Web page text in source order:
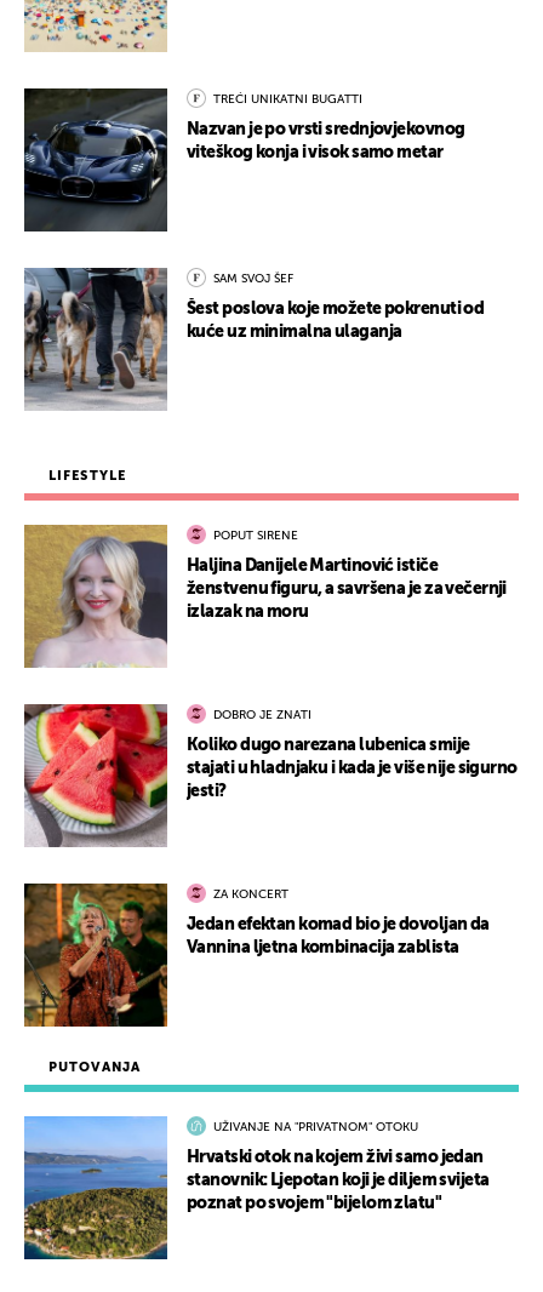
PUTOVANJA
UŽIVANJE NA "PRIVATNOM" OTOKU
Hrvatski otok na kojem živi samo jedan
stanovnik: Ljepotan koji je diljem svijeta
poznat po svojem "bijelom zlatu"
TREĆI UNIKATNI BUGATTI
Nazvan je po vrsti srednjovjekovnog
viteškog konja i visok samo metar
SAM SVOJ ŠEF
Šest poslova koje možete pokrenuti od
kuće uz minimalna ulaganja
LIFESTYLE
POPUT SIRENE
Haljina Danijele Martinović ističe
ženstvenu figuru, a savršena je za večernji
izlazak na moru
DOBRO JE ZNATI
Koliko dugo narezana lubenica smije
stajati u hladnjaku i kada je više nije sigurno
jesti?
ZA KONCERT
Jedan efektan komad bio je dovoljan da
Vannina ljetna kombinacija zablista